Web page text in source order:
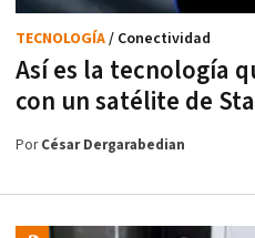
Así es la tecnología
con un satélite de
TECNOLOGÍA/ Conectividad
PorCésar Dergarabedian